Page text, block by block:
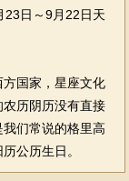
23日～9月22日天
国家，星座文化
历阴历没有直接
们常说的格里高
公历生日。